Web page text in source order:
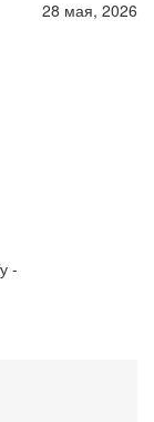
28 мая, 2026
-